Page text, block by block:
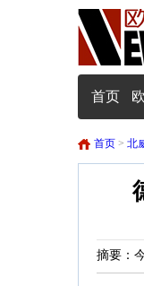
首页
首页 > 北
摘要：